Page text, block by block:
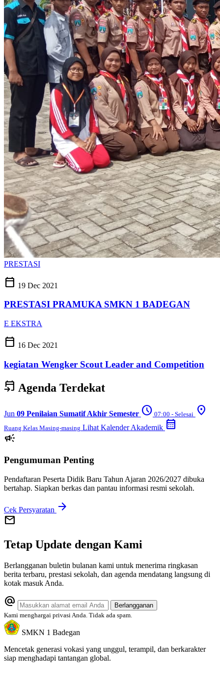
PRESTASI
calendar_today 19 Dec 2021
PRESTASI PRAMUKA SMKN 1 BADEGAN
E EKSTRA
calendar_today 16 Dec 2021
kegiatan Wengker Scout Leader and Competition
event_upcoming Agenda Terdekat
Jun 09 Penilaian Sumatif Akhir Semester schedule 07:00 - Selesai location_on
Ruang Kelas Masing-masing Lihat Kalender Akademik calendar_month
campaign
Pengumuman Penting
Pendaftaran Peserta Didik Baru Tahun Ajaran 2026/2027 dibuka
bertahap. Siapkan berkas dan pantau informasi resmi sekolah.
Cek Persyaratan arrow_forward
mail
Tetap Update dengan Kami
Berlangganan buletin bulanan kami untuk menerima ringkasan
berita terbaru, prestasi sekolah, dan agenda mendatang langsung di
kotak masuk Anda.
alternate_email
Berlangganan
Kami menghargai privasi Anda. Tidak ada spam.
SMKN 1 Badegan
Mencetak generasi vokasi yang unggul, terampil, dan berkarakter
siap menghadapi tantangan global.